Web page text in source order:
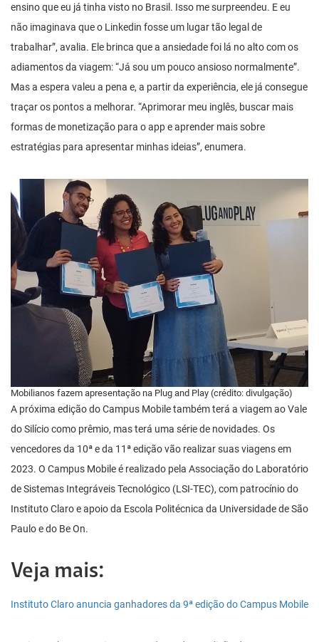
ensino que eu já tinha visto no Brasil. Isso me surpreendeu. E eu
não imaginava que o Linkedin fosse um lugar tão legal de
trabalhar”, avalia. Ele brinca que a ansiedade foi lá no alto com os
adiamentos da viagem: “Já sou um pouco ansioso normalmente”.
Mas a espera valeu a pena e, a partir da experiência, ele já consegue
traçar os pontos a melhorar. “Aprimorar meu inglês, buscar mais
formas de monetização para o app e aprender mais sobre
estratégias para apresentar minhas ideias”, enumera.
Mobilianos fazem apresentação na Plug and Play (crédito: divulgação)
A próxima edição do Campus Mobile também terá a viagem ao Vale
do Silício como prêmio, mas terá uma série de novidades. Os
vencedores da 10ª e da 11ª edição vão realizar suas viagens em
2023. O Campus Mobile é realizado pela Associação do Laboratório
de Sistemas Integráveis Tecnológico (LSI-TEC), com patrocínio do
Instituto Claro e apoio da Escola Politécnica da Universidade de São
Paulo e do Be On.
Veja mais:
Instituto Claro anuncia ganhadores da 9ª edição do Campus Mobile